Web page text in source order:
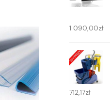
1 090,00zł
712,17zł